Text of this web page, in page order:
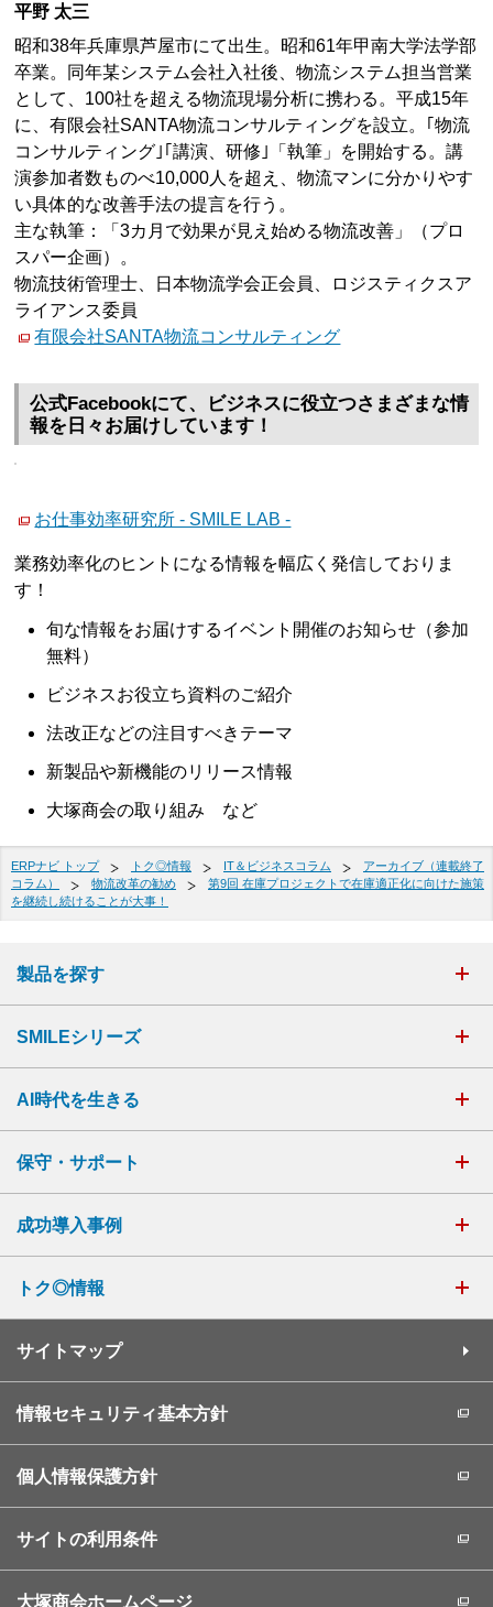
平野 太三
昭和38年兵庫県芦屋市にて出生。昭和61年甲南大学法学部
卒業。同年某システム会社入社後、物流システム担当営業
として、100社を超える物流現場分析に携わる。平成15年
に、有限会社SANTA物流コンサルティングを設立。｢物流
コンサルティング｣｢講演、研修｣「執筆」を開始する。講
演参加者数ものべ10,000人を超え、物流マンに分かりやす
い具体的な改善手法の提言を行う。
主な執筆：「3カ月で効果が見え始める物流改善」（プロ
スパー企画）。
物流技術管理士、日本物流学会正会員、ロジスティクスア
ライアンス委員
有限会社SANTA物流コンサルティング
公式Facebookにて、ビジネスに役立つさまざまな情
報を日々お届けしています！
お仕事効率研究所 - SMILE LAB -
業務効率化のヒントになる情報を幅広く発信しておりま
す！
旬な情報をお届けするイベント開催のお知らせ（参加
無料）
ビジネスお役立ち資料のご紹介
法改正などの注目すべきテーマ
新製品や新機能のリリース情報
大塚商会の取り組み など
ERPナビ トップ トク◎情報 IT＆ビジネスコラム
アーカイブ（連載終了
コラム）
物流改革の勧め
第9回 在庫プロジェクトで在庫適正化に向けた施策
を継続し続けることが大事！
製品を探す
SMILEシリーズ
AI時代を生きる
保守・サポート
成功導入事例
トク◎情報
サイトマップ
情報セキュリティ基本方針
個人情報保護方針
サイトの利用条件
大塚商会ホームページ